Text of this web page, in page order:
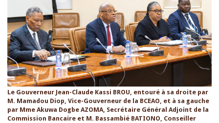
Le Gouverneur Jean-Claude Kassi BROU, entouré à sa droite par
M. Mamadou Diop, Vice-Gouverneur de la BCEAO, et à sa gauche
par Mme Akuwa Dogbe AZOMA, Secrétaire Général Adjoint de la
Commission Bancaire et M. Bassambié BATIONO, Conseiller